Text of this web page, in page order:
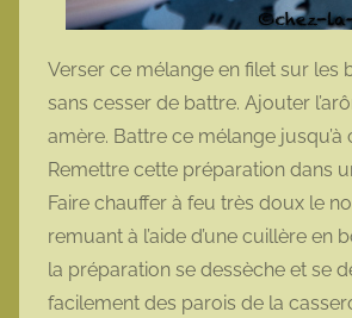
Verser ce mélange en filet sur les
sans cesser de battre. Ajouter
amère. Battre ce mélange jusqu’à
Remettre cette préparation dans
Faire chauffer à feu très doux le
remuant à l’aide d’une cuillère en
la préparation se dessèche et se
facilement des parois de la